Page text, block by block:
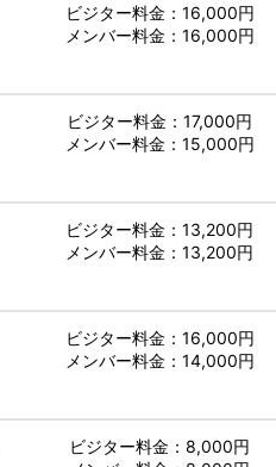
ビジター料金：16,000円
メンバー料金：16,000円
ビジター料金：17,000円
メンバー料金：15,000円
ビジター料金：13,200円
メンバー料金：13,200円
ビジター料金：16,000円
メンバー料金：14,000円
ビジター料金：8,000円